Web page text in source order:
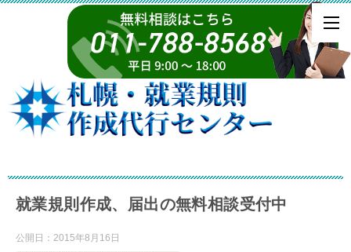
就業規則作成、届出の無料相談受付中
公開日： 2015年8月16日